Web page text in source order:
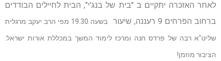
לאחר האזכרה יתקיים ב "בית של בנג'י", הבית לחיילים הבודדים
ברחוב הפרחים 9 רעננה, שיעור
בשעה 19.30 מפי הרב יעקב מרגלית
שליט"א רבה של פרדס חנה ומרכז לימוד המשך במכללת אורות ישראל.
הציבור מוזמן!